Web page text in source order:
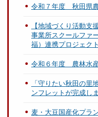
令和７年度 秋田県
【地域づくり活動支
事業所スクールファ
福）連携プロジェク
令和６年度 農林水
「守りたい秋田の里
ンフレットが完成し
麦・大豆国産化プラ